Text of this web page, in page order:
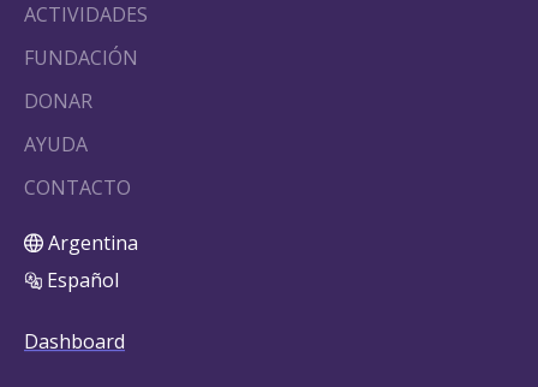
ACTIVIDADES
FUNDACIÓN
DONAR
AYUDA
CONTACTO
Argentina
Español
Dashboard